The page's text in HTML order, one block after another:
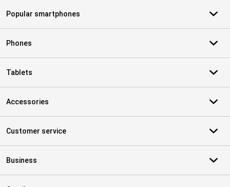
Popular smartphones
Phones
Tablets
Accessories
Customer service
Business